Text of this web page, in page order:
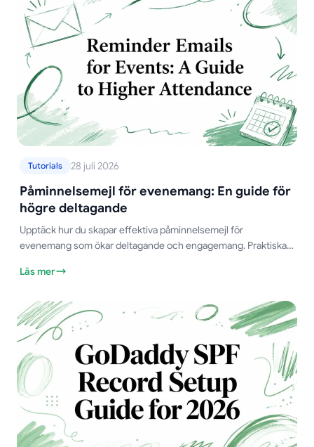
Tutorials 28 juli 2026
Påminnelsemejl för evenemang: En guide för
högre deltagande
Upptäck hur du skapar effektiva påminnelsemejl för
evenemang som ökar deltagande och engagemang. Praktiska
Läs mer